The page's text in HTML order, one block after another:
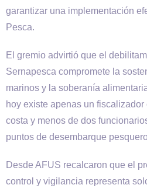
garantizar una implementación
Pesca.
El gremio advirtió que el
Sernapesca compromete la
marinos y la soberanía
hoy existe apenas un
costa y menos de dos
puntos de desembarque
Desde AFUS recalcaron que el
control y vigilancia representa